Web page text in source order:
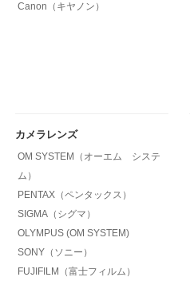
Canon（キヤノン）
カメラレンズ
OM SYSTEM（オーエム システ
ム）
PENTAX（ペンタックス）
SIGMA（シグマ）
OLYMPUS (OM SYSTEM)
SONY（ソニー）
FUJIFILM（富士フィルム）